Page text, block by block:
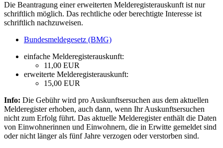
Die Beantragung einer erweiterten Melderegisterauskunft ist nur
schriftlich möglich. Das rechtliche oder berechtigte Interesse ist
schriftlich nachzuweisen.
Bundesmeldegesetz (BMG)
einfache Melderegisterauskunft:
11,00 EUR
erweiterte Melderegisterauskunft:
15,00 EUR
Info: Die Gebühr wird pro Auskunftsersuchen aus dem aktuellen
Melderegister erhoben, auch dann, wenn Ihr Auskunftsersuchen
nicht zum Erfolg führt. Das aktuelle Melderegister enthält die Daten
von Einwohnerinnen und Einwohnern, die in Erwitte gemeldet sind
oder nicht länger als fünf Jahre verzogen oder verstorben sind.